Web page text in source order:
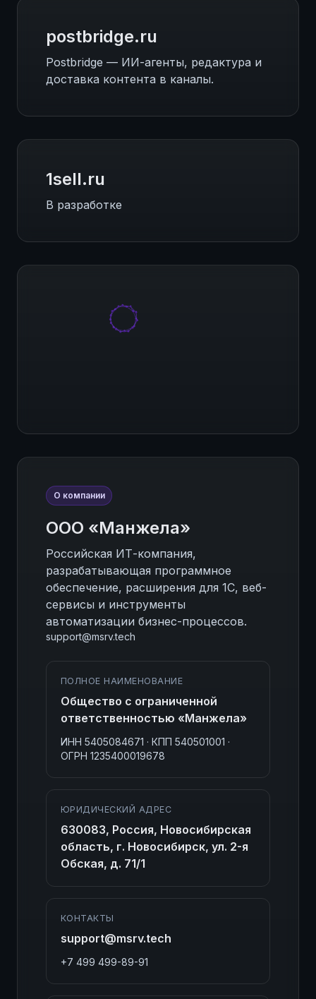
postbridge.ru
Postbridge — ИИ-агенты, редактура и
доставка контента в каналы.
1sell.ru
В разработке
О компании
ООО «Манжела»
Российская ИТ-компания,
разрабатывающая программное
обеспечение, расширения для 1С, веб-
сервисы и инструменты
автоматизации бизнес-процессов.
support@msrv.tech
ПОЛНОЕ НАИМЕНОВАНИЕ
Общество с ограниченной
ответственностью «Манжела»
ИНН 5405084671 · КПП 540501001 ·
ОГРН 1235400019678
ЮРИДИЧЕСКИЙ АДРЕС
630083, Россия, Новосибирская
область, г. Новосибирск, ул. 2-я
Обская, д. 71/1
КОНТАКТЫ
support@msrv.tech
+7 499 499-89-91